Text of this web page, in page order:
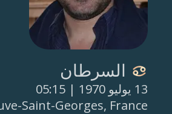
السرطان
13 يوليو 1970
| 05:15
Saint-Georges, France